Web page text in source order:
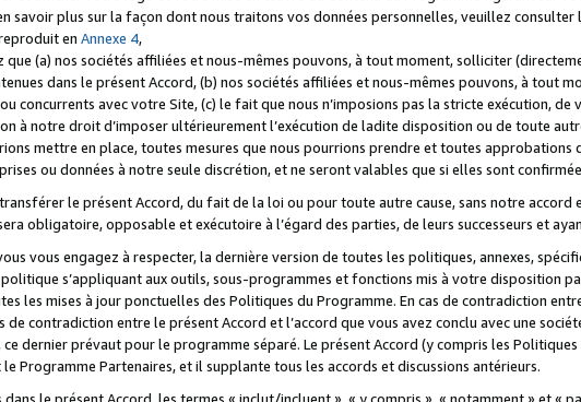
savoir plus sur la façon dont nous traitons vos données personnelles, veuillez consulter
en Annexe 4,
que (a) nos sociétés affiliées et nous-mêmes pouvons, à tout moment, solliciter
dans le présent Accord, (b) nos sociétés affiliées et nous-mêmes pouvons, à tout
concurrents avec votre Site, (c) le fait que nous n’imposions pas la stricte exécution,
à notre droit d’imposer ultérieurement l’exécution de ladite disposition ou de toute
mettre en place, toutes mesures que nous pourrions prendre et toutes
ou données à notre seule discrétion, et ne seront valables que si elles sont
le présent Accord, du fait de la loi ou pour toute autre cause, sans notre accord
obligatoire, opposable et exécutoire à l’égard des parties, de leurs successeurs et
vous engagez à respecter, la dernière version de toutes les politiques, annexes,
s’appliquant aux outils, sous-programmes et fonctions mis à votre disposition
les mises à jour ponctuelles des Politiques du Programme. En cas de contradiction
de contradiction entre le présent Accord et l’accord que vous avez conclu avec une
dernier prévaut pour le programme séparé. Le présent Accord (y compris les
Programme Partenaires, et il supplante tous les accords et discussions antérieurs.